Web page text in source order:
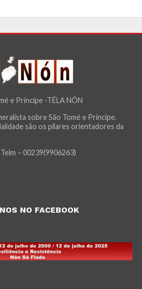
e Príncipe -TÉLA NÓN
sobre São Tomé e Príncipe.
são os pilares orientadores da
– 00239(9906263)
NO FACEBOOK